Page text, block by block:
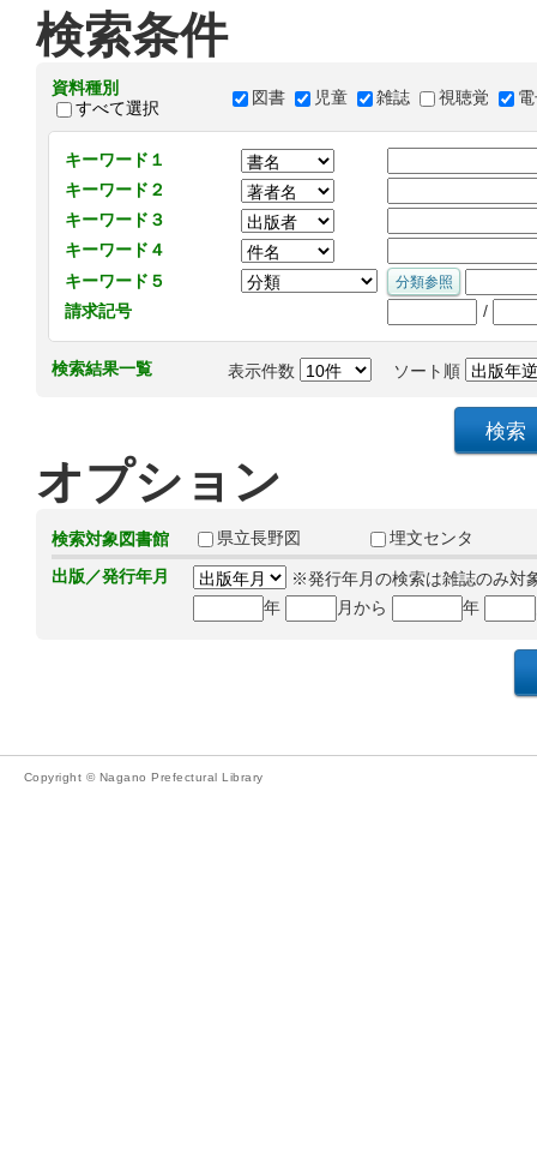
検索条件
資料種別
すべて選択
図書 児童 雑誌 視聴覚
キーワード１
キーワード２
キーワード３
キーワード４
キーワード５
請求記号
/
検索結果一覧 表示件数 ソート順
オプション
検索対象図書館 県立長野図
埋文センタ
出版／発行年月
※発行年月の検索は雑誌のみ対
年
月から 年
Copyright © Nagano Prefectural Library